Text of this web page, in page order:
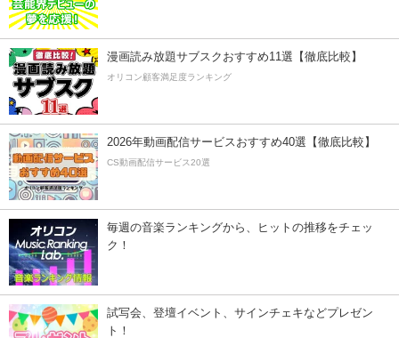
漫画読み放題サブスクおすすめ11選【徹底比較】
オリコン顧客満足度ランキング
2026年動画配信サービスおすすめ40選【徹底比較】
CS動画配信サービス20選
毎週の音楽ランキングから、ヒットの推移をチェッ
ク！
試写会、登壇イベント、サインチェキなどプレゼン
ト！